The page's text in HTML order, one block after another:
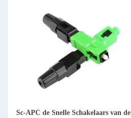
Sc-APC de Snelle Schakelaars van de